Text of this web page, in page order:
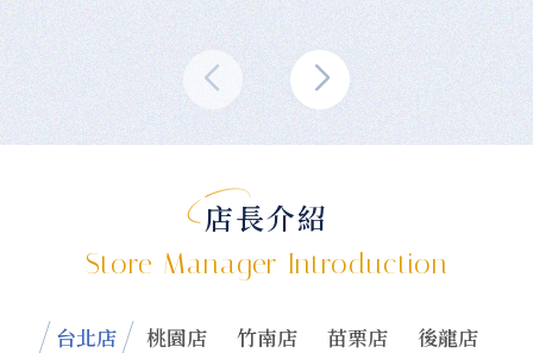
店長介紹
Store Manager Introduction
台北店 桃園店 竹南店 苗栗店 後龍店